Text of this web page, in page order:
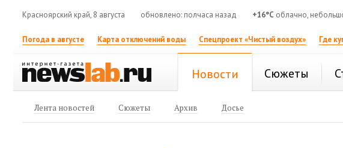
Красноярский край, 8 августа обновлено: полчаса назад +16°C облачно,
Погода в августе Карта отключений воды Спецпроект «Чистый воздух» Где
Новости Сюжеты
Лента новостей Сюжеты Архив Досье